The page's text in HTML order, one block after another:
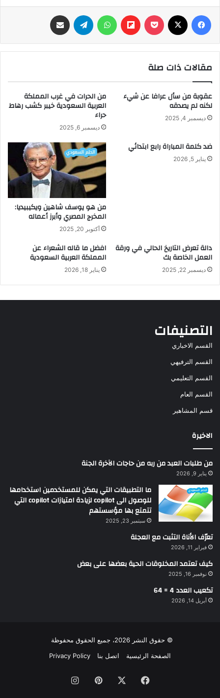
فيسبوك ‫Pocket
Flipboard واتساب تيلقرام
مقالات ذات صلة
عقوبة من سأل عرافا عن شيء
لكنه لم يصدقه
ديسمبر 4, 2025
من الحرات في غرب المملكة
العربية السعودية خيبر كشب رهاط
حراء
ديسمبر 6, 2025
ضد كلمة المباراة رابع ابتدائي
يناير 5, 2026
من هو يوسف شاهين ويكيبيديا:
المخرج المصري وأبرز أعماله
أكتوبر 20, 2025
دالة تعرض التاريخ الحالي في ورقة
العمل الخاصة بك
ديسمبر 22, 2025
افضل ما قاله الشعراء عن
المملكة العربية السعودية
يناير 18, 2026
التصنيفات
القسم الاخباري
القسم الترفيهي
القسم التعليمي
القسم العام
قسم المشاهير
الاخيرة
من طلبات العبد من ربه من حاجات الآخرة الجنة
يناير 9, 2026
ما التطبيقات التي يمكن للمستخدمين استخدامها
للوصول الى copilot لزيادة امتيازات copilot التي
تتمتع بها مؤسستهم
سبتمبر 23, 2025
تعرّف الأناة التثبت مع العجلة
فبراير 11, 2026
كيف تعتمد المخلوقات الحية بعضها على بعض
نوفمبر 16, 2025
تكعيب العدد 4 = 64
أبريل 14, 2026
© حقوق النشر 2026، جميع الحقوق محفوظة
الصفحة الرئيسية
اتصل بنا Privacy Policy
فيسبوك بينتيريستانستقرام